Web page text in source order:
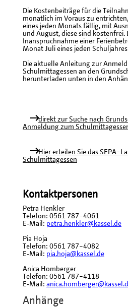
Die Kostenbeiträge für die
monatlich im Voraus zu
eines jeden Monats fällig, mit
und August, diese sind kostenfrei.
Inanspruchnahme einer
Monat Juli eines jeden
Die aktuelle Anleitung zur
Schulmittagessen an den
herunterladen unten in den
direkt zur Suche nach
Anmeldung zum
Hier erteilen Sie das SEPA-
Schulmittagessen
Kontaktpersonen
Petra Henkler
Telefon: 0561 787−4061
E‐Mail: petra.henkler@kassel.de
Pia Hoja
Telefon: 0561 787−4082
E‐Mail: pia.hoja@kassel.de
Anica Homberger
Telefon: 0561 787−4118
E‐Mail:
Anhänge